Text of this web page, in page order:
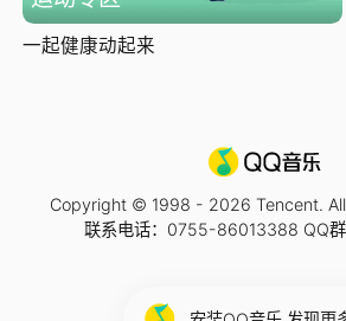
一起健康动起来
Copyright © 1998 - 2026 Tencent.
联系电话：0755-86013388 QQ